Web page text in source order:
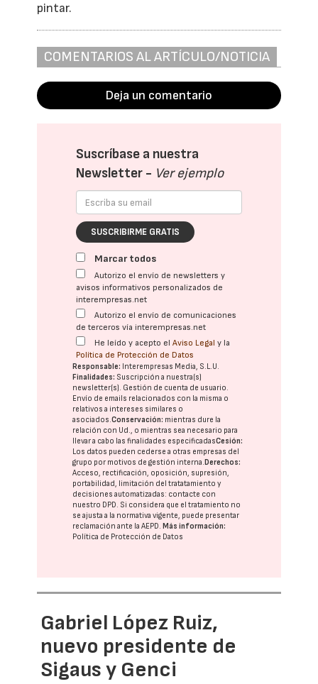
pintar.
COMENTARIOS AL ARTÍCULO/NOTICIA
Deja un comentario
Suscríbase a nuestra
Newsletter - Ver ejemplo
SUSCRIBIRME GRATIS
Marcar todos
Autorizo el envío de newsletters y
avisos informativos personalizados de
interempresas.net
Autorizo el envío de comunicaciones
de terceros vía interempresas.net
He leído y acepto elAviso Legal y la
Política de Protección de Datos
Responsable: Interempresas Media, S.L.U.
Finalidades: Suscripción a nuestra(s)
newsletter(s). Gestión de cuenta de usuario.
Envío de emails relacionados con la misma o
relativos a intereses similares o
asociados.Conservación: mientras dure la
relación con Ud., o mientras sea necesario para
llevar a cabo las finalidades especificadasCesión:
Los datos pueden cederse a otras empresas del
grupo por motivos de gestión interna. Derechos:
Acceso, rectificación, oposición, supresión,
portabilidad, limitación del tratatamiento y
decisiones automatizadas: contacte con
nuestro DPD. Si considera que el tratamiento no
se ajusta a la normativa vigente, puede presentar
reclamación ante laAEPD. Más información:
Política de Protección de Datos
Gabriel López Ruiz,
nuevo presidente de
Sigaus y Genci